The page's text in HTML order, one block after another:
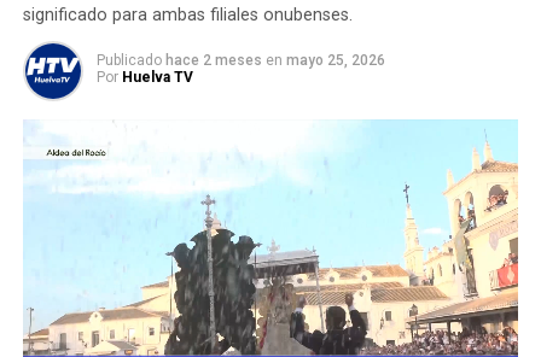
significado para ambas filiales onubenses.
Publicado hace 2 meses en mayo 25, 2026
Por Huelva TV